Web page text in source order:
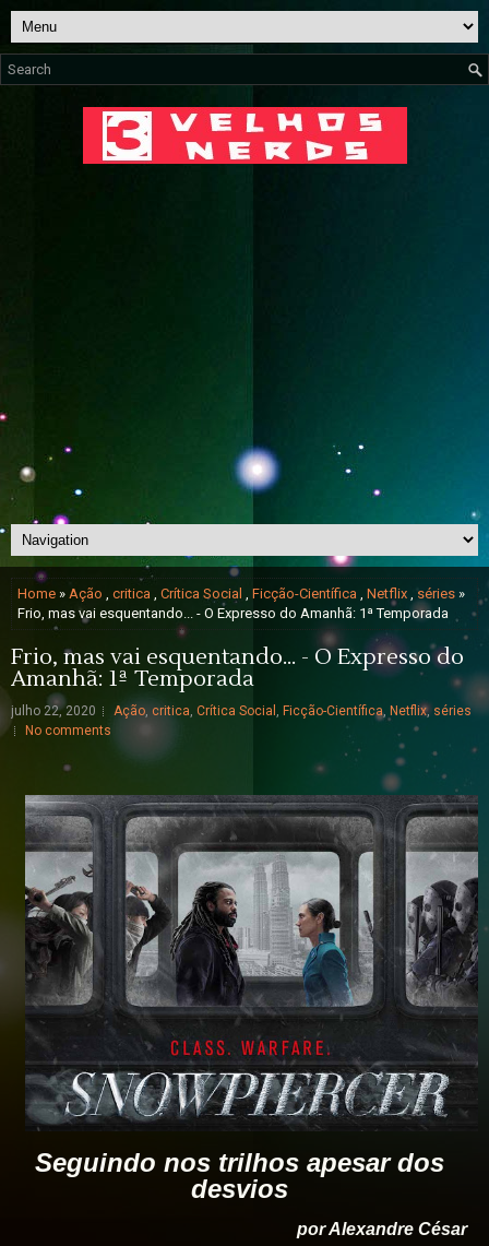
Home » Ação , critica , Crítica Social , Ficção-Científica , Netflix , séries »
Frio, mas vai esquentando... - O Expresso do Amanhã: 1ª Temporada
Frio, mas vai esquentando... - O Expresso do
Amanhã: 1ª Temporada
julho 22, 2020 Ação, critica, Crítica Social , Ficção-Científica, Netflix, séries
No comments
Seguindo nos trilhos apesar dos
desvios
por Alexandre César